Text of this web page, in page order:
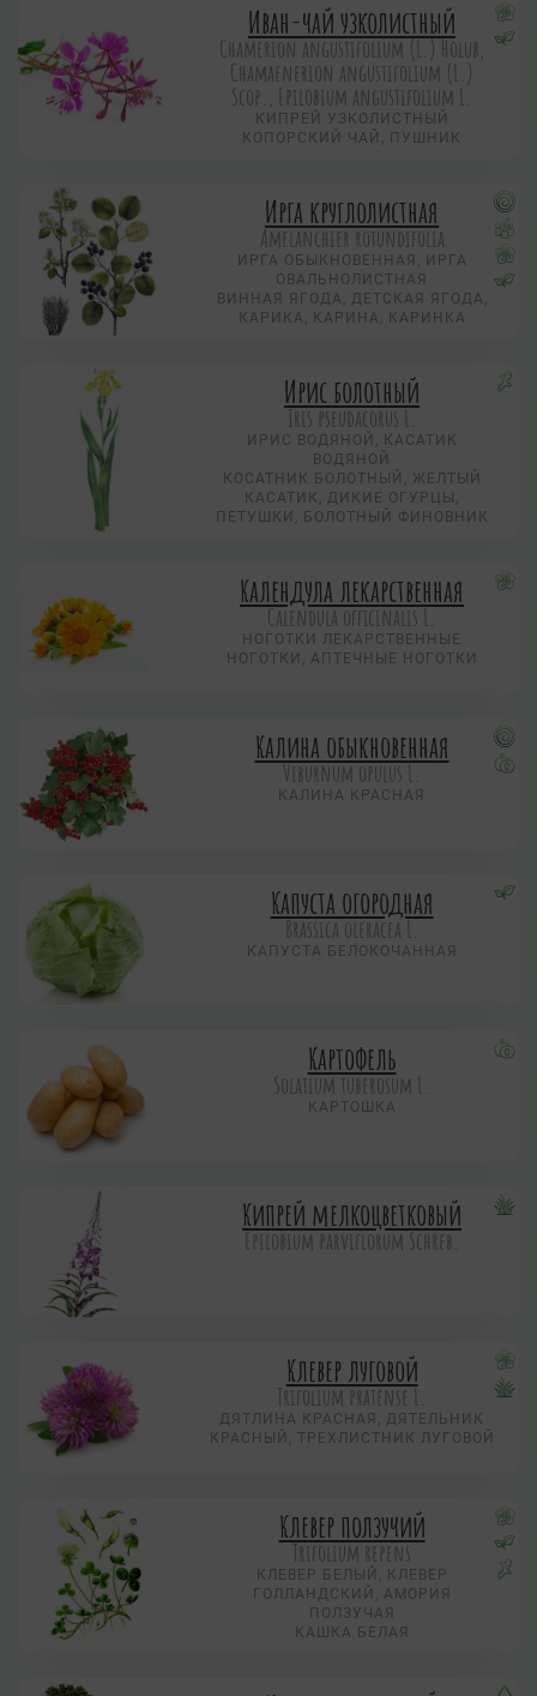
Иван-чай узколистный
Chamerion angustifolium (L.) Holub,
Chamaenerion angustifolium (L.)
Scop., Epilobium angustifolium L.
КИПРЕЙ УЗКОЛИСТНЫЙ
КОПОРСКИЙ ЧАЙ, ПУШНИК
Ирга круглолистная
Amelanchier rotundifolia
ИРГА ОБЫКНОВЕННАЯ, ИРГА
ОВАЛЬНОЛИСТНАЯ
ВИННАЯ ЯГОДА, ДЕТСКАЯ ЯГОДА,
КАРИКА, КАРИНА, КАРИНКА
Ирис болотный
Iris pseudacorus L.
ИРИС ВОДЯНОЙ, КАСАТИК
ВОДЯНОЙ
КОСАТНИК БОЛОТНЫЙ, ЖЕЛТЫЙ
КАСАТИК, ДИКИЕ ОГУРЦЫ,
ПЕТУШКИ, БОЛОТНЫЙ ФИНОВНИК
Календула лекарственная
Calendula officinalis L.
НОГОТКИ ЛЕКАРСТВЕННЫЕ
НОГОТКИ, АПТЕЧНЫЕ НОГОТКИ
Калина обыкновенная
Viburnum opulus L.
КАЛИНА КРАСНАЯ
Капуста огородная
Brassica oleracea L.
КАПУСТА БЕЛОКОЧАННАЯ
Картофель
Solatium tuberosum L.
КАРТОШКА
Кипрей мелкоцветковый
Epilobium parviflorum Schreb.
Клевер луговой
Trifolium pratense L.
ДЯТЛИНА КРАСНАЯ, ДЯТЕЛЬНИК
КРАСНЫЙ, ТРЕХЛИСТНИК ЛУГОВОЙ
Клевер ползучий
Trifolium repens
КЛЕВЕР БЕЛЫЙ, КЛЕВЕР
ГОЛЛАНДСКИЙ, АМОРИЯ
ПОЛЗУЧАЯ
КАШКА БЕЛАЯ